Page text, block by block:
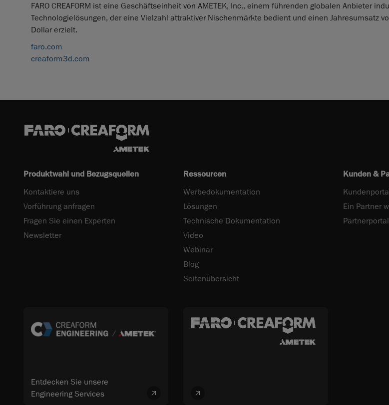
FARO CREAFORM ist eine Geschäftseinheit von AMETEK, Inc., einem führenden globalen Anbieter
Technologielösungen, der eine Vielzahl attraktiver Nischenmärkte bedient und einen Jahresumsatz
Dollar erzielt.
faro.com
creaform3d.com
Produktwahl und Bezugsquellen
Kontaktiere uns
Vorführung anfragen
Fragen Sie einen Experten
Newsletter
Ressourcen
Werbedokumentation
Lösungen
Technische Dokumentation
Video
Webinar
Blog
Seitenübersicht
Kunden &
Ein Partner
Partnerportal
Entdecken Sie unsere
Engineering Services